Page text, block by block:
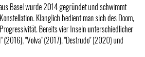
Basel wurde 2014 gegründet und schwimmt
Klanglich bedient man sich des Doom,
Bereits vier Inseln unterschiedlicher
(2016), "Volva" (2017), "Destrudo" (2020) und